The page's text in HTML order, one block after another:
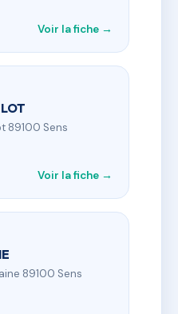
Voir la fiche →
89100 Sens
Voir la fiche →
89100 Sens